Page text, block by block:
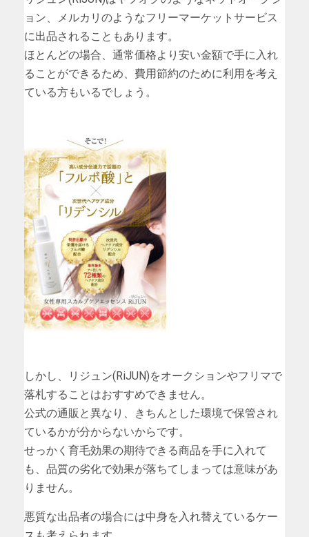
ョン、メルカリのようなフリーマーケットサービス
に出品されることもあります。
ほとんどの場合、通常価格より安い金額で手に入れ
ることができるため、費用節約のために利用を考え
ている方もいるでしょう。
しかし、リジュン(RiJUN)をオークションやフリマで
落札することはおすすめできません。
公式の通販と異なり、きちんとした環境で保管され
ているかが分からないからです。
せっかく育毛効果の期待できる商品を手に入れて
も、品質の劣化で効果が落ちてしまっては意味があ
りません。
悪質な出品者の場合には中身を入れ替えているケー